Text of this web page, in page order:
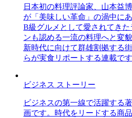
日本初の料理評論家、山本益
が「美味しい革命」の渦中に
B級グルメとして愛されてき
ンも認める一流の料理へと変
新時代に向けて群雄割拠する
らが実食リポートする連載です
ビジネス ストーリー
ビジネスの第一線で活躍する
画です。時代をリードする商